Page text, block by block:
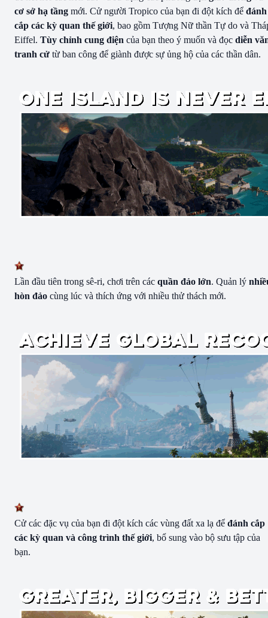
cơ sở hạ tầng mới. Cử người Tropico của bạn đi đột kích để đánh
cắp các kỳ quan thế giới, bao gồm Tượng Nữ thần Tự do và
Eiffel. Tùy chỉnh cung điện của bạn theo ý muốn và đọc diễn
tranh cử từ ban công để giành được sự ủng hộ của các thần dân.
Lần đầu tiên trong sê-ri, chơi trên các quần đảo lớn. Quản lý
hòn đảo cùng lúc và thích ứng với nhiều thử thách mới.
Cử các đặc vụ của bạn đi đột kích các vùng đất xa lạ để đánh cắp
các kỳ quan và công trình thế giới, bổ sung vào bộ sưu tập của
bạn.